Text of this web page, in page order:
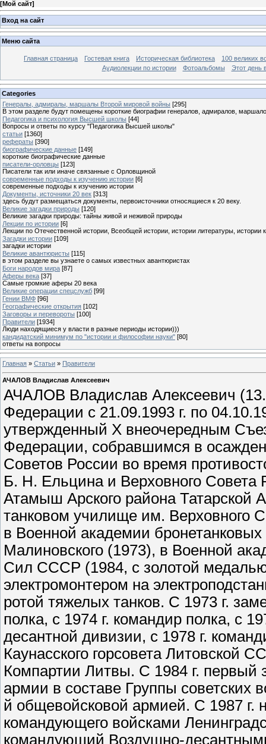
[Мой сайт]
Вход на сайт
Меню сайта
Главная страница Гостевая книга Историческая библиотека
100 великих
Аудиолекции по истории
Фотоальбомы Этот день
Categories
Генералы, адмиралы, маршалы Второй мировой войны [295]
В этом разделе будут помещены короткие биографии генералов, адмиралов,
Педагогика и психология Высшей школы [44]
Вопросы и ответы по курсу "Педагогика Высшей школы"
статьи [1360]
рефераты [390]
биографические данные [149]
короткие биографические данные
писатели-орловцы [123]
Писатели так или иначе связанные с Орловщиной
современные подходы к изучению истории [6]
современные подходы к изучению истории
Документы, источники 20 век [313]
здесь будут размещаться документы, первоисточники относящиеся к 20 веку.
Великие загадки природы [120]
Великие загадки природы: тайны живой и неживой природы
Лекции по истории [6]
Лекции по Отечественной истории, Всеобщей истории, истории литературы, истории
Загадки истории [109]
загадки истории
Великие авантюристы [115]
в этом разделе вы узнаете о самых известных авантюристах
Боги народов мира [87]
Аферы века [37]
Самые громкие аферы 20 века
Великие операции спецслужб [99]
Гении ВМФ [96]
Географические открытия [102]
Заговоры и перевороты [100]
Правители [1934]
Люди находящиеся у власти в разные периоды истории)))
кандидатский минимум по "истории и философии науки" [80]
ответы на вопросы
Главная » Статьи » Правители
АЧАЛОВ Владислав Алексеевич
АЧАЛОВ Владислав Алексеевич
Федерации с 21.09.1993 г. по
утвержденный Х внеочередным
Федерации, собравшимся в
Советов России во время
Б. Н. Ельцина и Верховного Совета
Атамыш Арского района Татарской
танковом училище им. Верховного
в Военной академии
Малиновского (1973), в Военной
Сил СССР (1984, с золотой
электромонтером на
ротой тяжелых танков. С 1973 г.
полка, с 1974 г. командир полка, с
десантной дивизии, с 1978 г.
Каунасского горсовета Литовской
Компартии Литвы. С 1984 г. первый
армии в составе Группы советских
й общевойсковой армией. С 1987
командующего войсками
командующий Воздушно-